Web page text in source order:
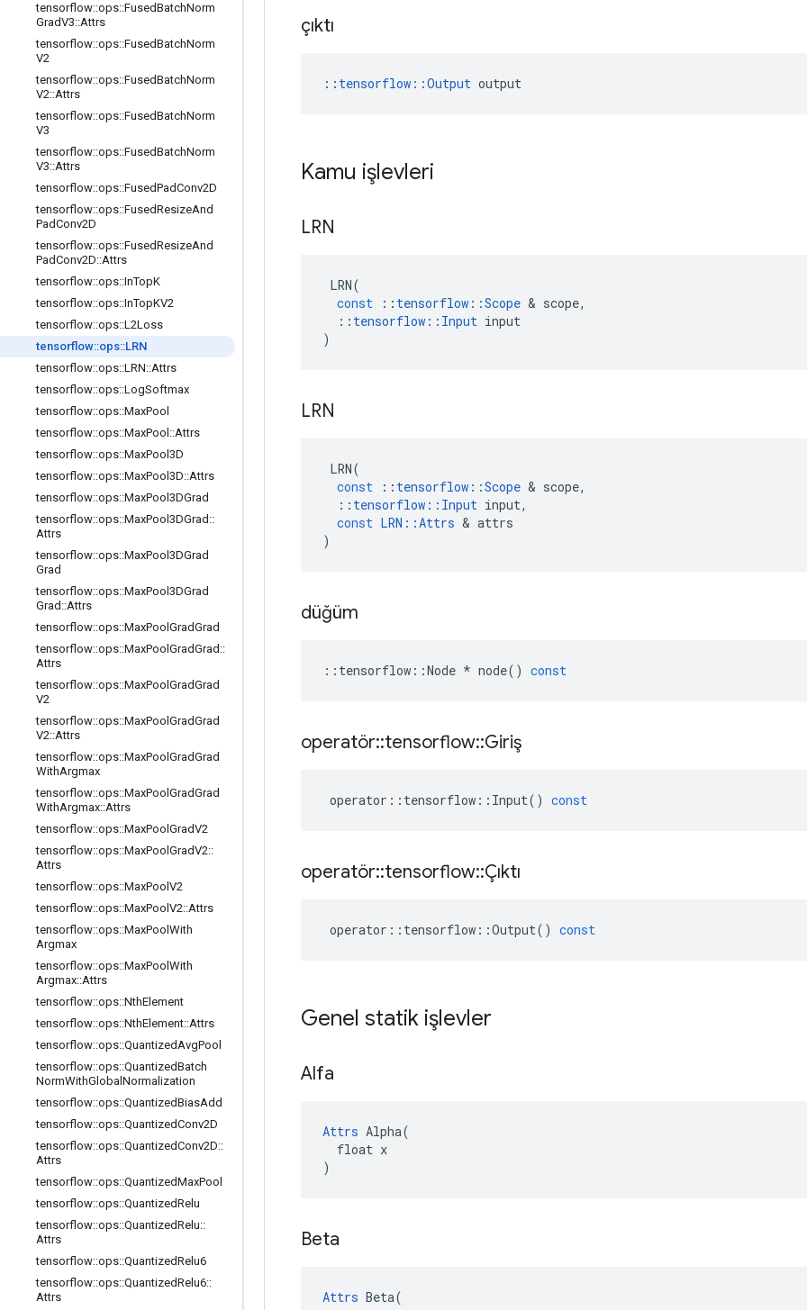
tensorflow::ops::FusedBatchNorm
GradV3::Attrs
tensorflow::ops::FusedBatchNorm
V2
tensorflow::ops::FusedBatchNorm
V2::Attrs
tensorflow::ops::FusedBatchNorm
V3
tensorflow::ops::FusedBatchNorm
V3::Attrs
tensorflow::ops::FusedPadConv2D
tensorflow::ops::FusedResizeAnd
PadConv2D
tensorflow::ops::FusedResizeAnd
PadConv2D::Attrs
tensorflow::ops::InTopK
tensorflow::ops::InTopKV2
tensorflow::ops::L2Loss
tensorflow::ops::LRN
tensorflow::ops::LRN::Attrs
tensorflow::ops::LogSoftmax
tensorflow::ops::MaxPool
tensorflow::ops::MaxPool ::Attrs
tensorflow::ops::MaxPool3D
tensorflow::ops::MaxPool3D::Attrs
tensorflow::ops::MaxPool3DGrad
tensorflow::ops::MaxPool3DGrad ::
Attrs
tensorflow::ops::MaxPool3DGrad
Grad
tensorflow::ops::MaxPool3DGrad
Grad ::Attrs
tensorflow::ops::MaxPool GradGrad
tensorflow::ops::MaxPool GradGrad ::
Attrs
tensorflow::ops::MaxPool GradGrad
V2
tensorflow::ops::MaxPool GradGrad
V2::Attrs
tensorflow::ops::MaxPool GradGrad
WithArgmax
tensorflow::ops::MaxPool GradGrad
WithArgmax::Attrs
tensorflow::ops::MaxPool GradV2
tensorflow::ops::MaxPool GradV2::
Attrs
tensorflow::ops::MaxPool V2
tensorflow::ops::MaxPool V2::Attrs
tensorflow::ops::MaxPool With
Argmax
tensorflow::ops::MaxPool With
Argmax::Attrs
tensorflow::ops::NthElement
tensorflow::ops::NthElement::Attrs
tensorflow::ops::QuantizedAvgPool
tensorflow::ops::QuantizedBatch
NormWithGlobal Normalization
tensorflow::ops::QuantizedBiasAdd
tensorflow::ops::QuantizedConv2D
tensorflow::ops::QuantizedConv2D::
Attrs
tensorflow::ops::QuantizedMaxPool
tensorflow::ops::QuantizedRelu
tensorflow::ops::QuantizedRelu::
Attrs
tensorflow::ops::QuantizedRelu6
tensorflow::ops::QuantizedRelu6::
Attrs
çıktı
:: tensorflow::Output output
Kamu işlevleri
LRN
LRN(
const
:: tensorflow ::Scope & scope,
:: tensorflow :: Input input
)
LRN
LRN(
const
:: tensorflow ::Scope & scope,
:: tensorflow :: Input input,
const LRN ::Attrs & attrs
)
düğüm
:: tensorflow ::Node * node() const
operatör::tensorflow::Giriş
operator :: tensorflow :: Input() const
operatör::tensorflow::Çıktı
operator :: tensorflow ::Output() const
Genel statik işlevler
Alfa
Attrs Alpha(
  float x
)
Beta
Attrs Beta(